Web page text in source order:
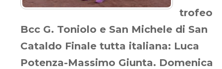
trofeo
Bcc G. Toniolo e San Michele di San
Cataldo Finale tutta italiana: Luca
Potenza-Massimo Giunta. Domenica